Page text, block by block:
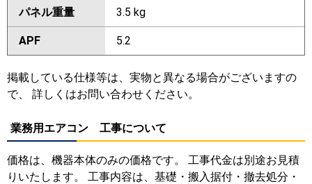
パネル重量 3.5 kg
APF 5.2
掲載している仕様等は、実物と異なる場合がございますの
で、 詳しくはお問い合わせください。
業務用エアコン 工事について
価格は、機器本体のみの価格です。 工事代金は別途お見積
りいたします。 工事内容は、基礎・搬入据付・撤去処分・